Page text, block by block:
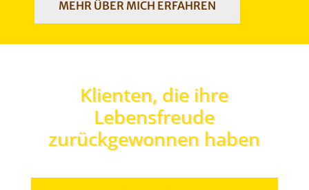
MEHR ÜBER MICH ERFAHREN
Klienten, die ihre
Lebensfreude
zurückgewonnen haben